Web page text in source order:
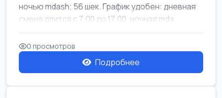
ночью mdash; 56 шек. График удобен: дневная
смена длится с 7:00 до 17:00, ночная mda...
0 просмотров
Подробнее